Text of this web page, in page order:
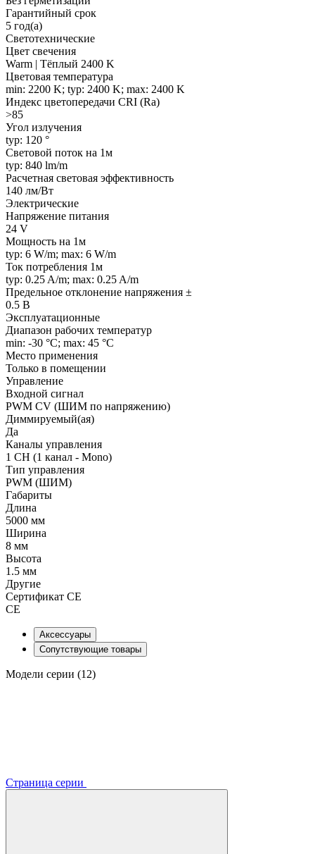
Гарантийный срок
5 год(а)
Светотехнические
Цвет свечения
Warm | Тёплый 2400 K
Цветовая температура
min: 2200 K; typ: 2400 K; max: 2400 K
Индекс цветопередачи CRI (Ra)
>85
Угол излучения
typ: 120 °
Световой поток на 1м
typ: 840 lm/m
Расчетная световая эффективность
140 лм/Вт
Электрические
Напряжение питания
24 V
Мощность на 1м
typ: 6 W/m; max: 6 W/m
Ток потребления 1м
typ: 0.25 A/m; max: 0.25 A/m
Предельное отклонение напряжения ±
0.5 В
Эксплуатационные
Диапазон рабочих температур
min: -30 °C; max: 45 °C
Место применения
Только в помещении
Управление
Входной сигнал
PWM СV (ШИМ по напряжению)
Диммируемый(ая)
Да
Каналы управления
1 CH (1 канал - Mono)
Тип управления
PWM (ШИМ)
Габариты
Длина
5000 мм
Ширина
8 мм
Высота
1.5 мм
Другие
Сертификат CE
CE
Аксессуары
Сопутствующие товары
Модели серии (12)
Страница серии